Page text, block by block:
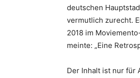
deutschen
vermutlich zurecht.
2018 im
meinte: „Eine
Der Inhalt ist nur für